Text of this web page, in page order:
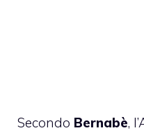
Secondo Bernabè,